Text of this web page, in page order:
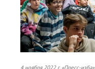
4 ноября 2022 г. «Пресс-изба»